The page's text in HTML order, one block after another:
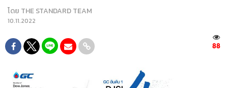
โดย THE STANDARD TEAM
10.11.2022
88